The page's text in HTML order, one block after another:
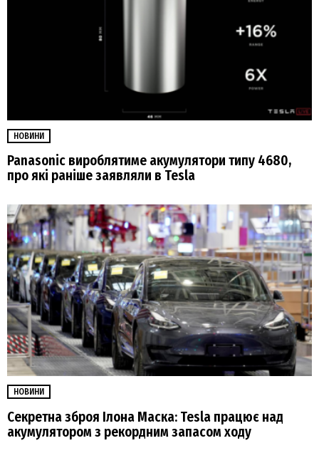
НОВИНИ
Panasonic вироблятиме акумулятори типу 4680,
про які раніше заявляли в Tesla
НОВИНИ
Секретна зброя Ілона Маска: Tesla працює над
акумулятором з рекордним запасом ходу